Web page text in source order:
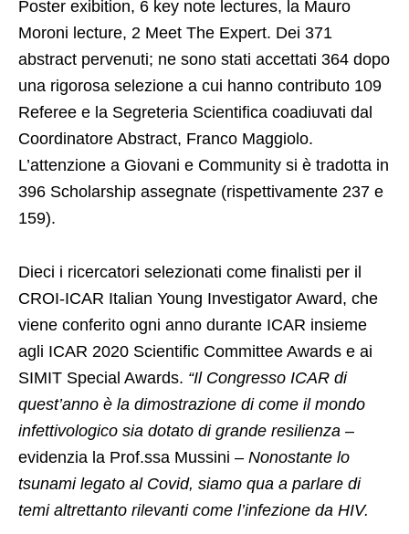
Poster exibition, 6 key note lectures, la Mauro
Moroni lecture, 2 Meet The Expert. Dei 371
abstract pervenuti; ne sono stati accettati 364 dopo
una rigorosa selezione a cui hanno contributo 109
Referee e la Segreteria Scientifica coadiuvati dal
Coordinatore Abstract, Franco Maggiolo.
L’attenzione a Giovani e Community si è tradotta in
396 Scholarship assegnate (rispettivamente 237 e
159).
Dieci i ricercatori selezionati come finalisti per il
CROI-ICAR Italian Young Investigator Award, che
viene conferito ogni anno durante ICAR insieme
agli ICAR 2020 Scientific Committee Awards e ai
SIMIT Special Awards. “Il Congresso ICAR di
quest’anno è la dimostrazione di come il mondo
infettivologico sia dotato di grande resilienza –
evidenzia la Prof.ssa Mussini – Nonostante lo
tsunami legato al Covid, siamo qua a parlare di
temi altrettanto rilevanti come l’infezione da HIV.